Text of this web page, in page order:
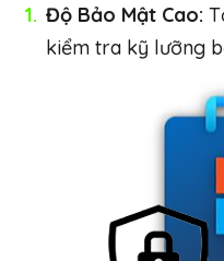
Độ Bảo Mật Cao:
kiểm tra kỹ lưỡng